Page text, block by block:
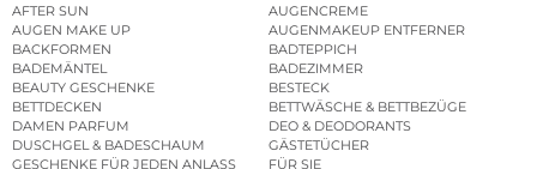
AFTER SUN
AUGENCREME
AUGEN MAKE UP
AUGENMAKEUP ENTFERNER
BACKFORMEN
BADTEPPICH
BADEMÄNTEL
BADEZIMMER
BEAUTY GESCHENKE
BESTECK
BETTDECKEN
BETTWÄSCHE & BETTBEZÜGE
DAMEN PARFUM
DEO & DEODORANTS
DUSCHGEL & BADESCHAUM
GÄSTETÜCHER
GESCHENKE FÜR JEDEN ANLASS
FÜR SIE